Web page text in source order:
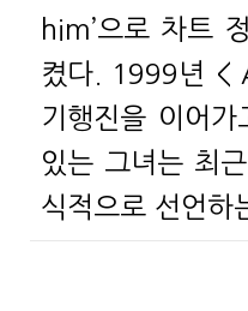
him’으로 차트
켰다. 1999년 <
기행진을 이어
있는 그녀는 최
식적으로 선언하